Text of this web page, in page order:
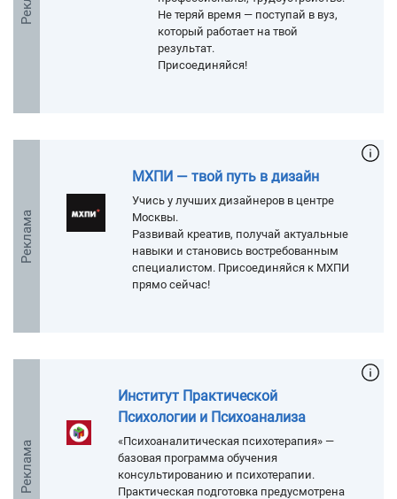
Не теряй время — поступай в вуз,
который работает на твой
результат.
Присоединяйся!
Реклама
МХПИ — твой путь в дизайн
Учись у лучших дизайнеров в центре
Москвы.
Развивай креатив, получай актуальные
навыки и становись востребованным
специалистом. Присоединяйся к МХПИ
прямо сейчас!
Реклама
Институт Практической
Психологии и Психоанализа
«Психоаналитическая психотерапия» —
базовая программа обучения
консультированию и психотерапии.
Практическая подготовка предусмотрена